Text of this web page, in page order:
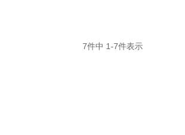
7件中 1-7件表示